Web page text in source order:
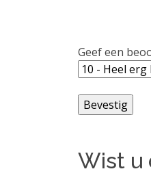
Geef een
Wist u